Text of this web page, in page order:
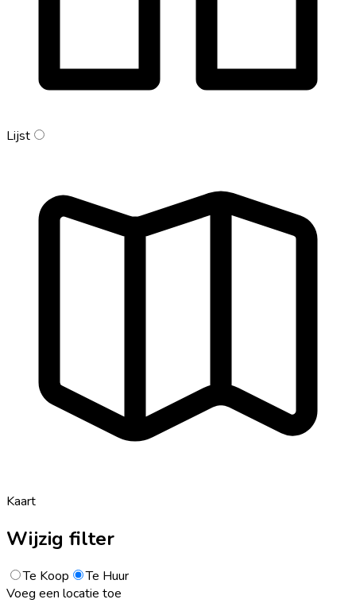
Lijst
Kaart
Wijzig filter
Te Koop
Te Huur
Voeg een locatie toe